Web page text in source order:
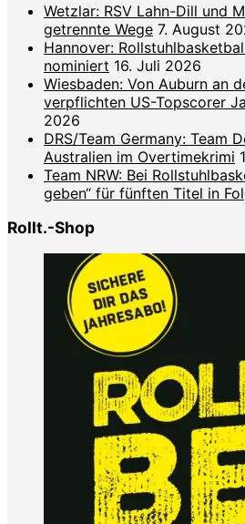
Wetzlar: RSV Lahn-Dill und
getrennte Wege 7. August
Hannover:
nominiert 16. Juli 2026
Wiesbaden: Von Auburn an
verpflichten US-Topscorer
2026
DRS/Team Germany: Team
Australien im Overtimekrimi
Team NRW: Bei
geben“ für fünften Titel in
Rollt.-Shop